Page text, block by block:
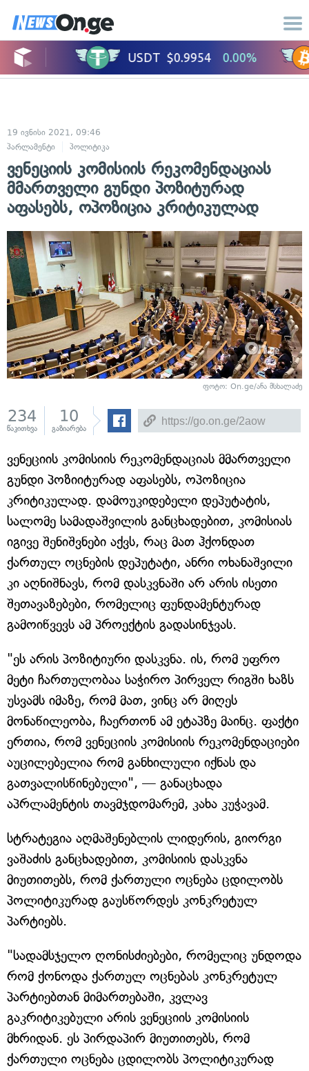
19 ივნისი 2021, 09:46
პარლამენტი
პოლიტიკა
ვენეციის კომისიის რეკომენდაციას
მმართველი გუნდი პოზიტურად
აფასებს, ოპოზიცია კრიტიკულად
ფოტო: On.ge/ანა მსხალაძე
234
წაკითხვა
10
გაზიარება
ვენეციის კომისიის რეკომენდაციას მმართველი
გუნდი პოზიიტურად აფასებს, ოპოზიცია
კრიტიკულად. დამოუკიდებელი დეპუტატის,
სალომე სამადაშვილის განცხადებით, კომისიას
იგივე შენიშვნები აქვს, რაც მათ ჰქონდათ
ქართულ ოცნების დეპუტატი, ანრი ოხანაშვილი
კი აღნიშნავს, რომ დასკვნაში არ არის ისეთი
შეთავაზებები, რომელიც ფუნდამენტურად
გამოიწვევს ამ პროექტის გადასინჯვას.
"ეს არის პოზიტიური დასკვნა. ის, რომ უფრო
მეტი ჩართულობაა საჭირო პირველ რიგში ხაზს
უსვამს იმაზე, რომ მათ, ვინც არ მიღეს
მონაწილეობა, ჩაერთონ ამ ეტაპზე მაინც. ფაქტი
ერთია, რომ ვენეციის კომისიის რეკომენდაციები
აუცილებელია რომ განხილული იქნას და
გათვალისწინებული", — განაცხადა
აპრლამენტის თავმჯდომარემ, კახა კუჭავამ.
სტრატეგია აღმაშენებლის ლიდერის, გიორგი
ვაშაძის განცხადებით, კომისიის დასკვნა
მიუთითებს, რომ ქართული ოცნება ცდილობს
პოლიტიკურად გაუსწორდეს კონკრეტულ
პარტიებს.
"სადამსჯელო ღონისძიებები, რომელიც უნდოდა
რომ ქონოდა ქართულ ოცნებას კონკრეტულ
პარტიებთან მიმართებაში, კვლავ
გაკრიტიკებული არის ვენეციის კომისიის
მხრიდან. ეს პირდაპირ მიუთითებს, რომ
ქართული ოცნება ცდილობს პოლიტიკურად